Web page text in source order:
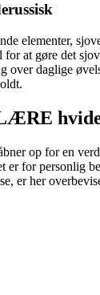
elementer,
for at gøre det
over daglige
op for en
er for personlig
er her